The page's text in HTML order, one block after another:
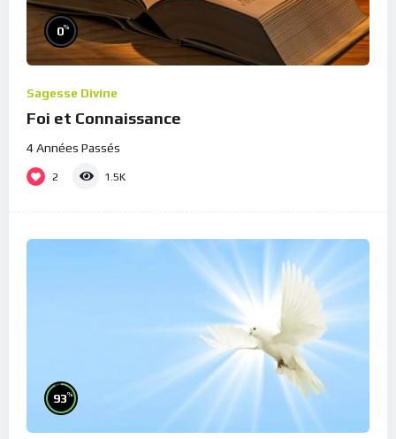
0%
Sagesse Divine
Foi et Connaissance
4 Années Passés
2 1.5K
93%